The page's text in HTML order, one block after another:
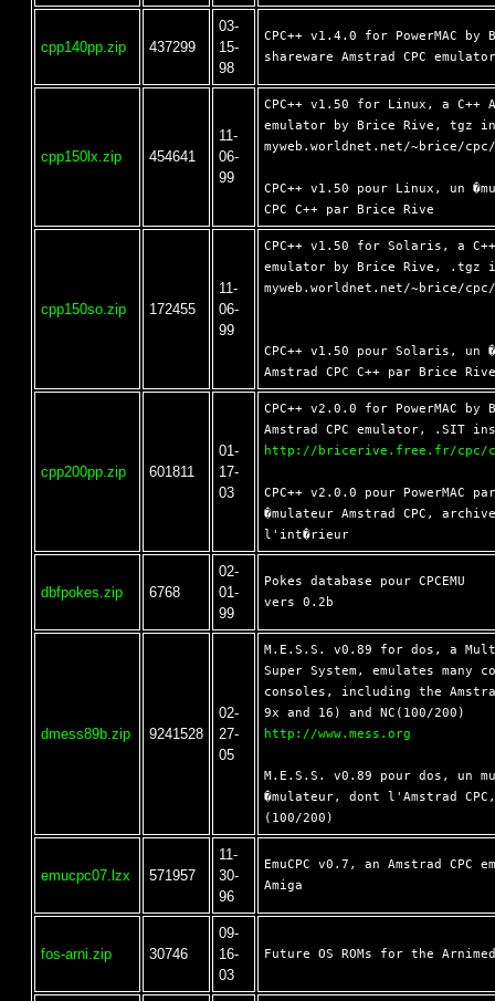
cpp140pp.zip 437299
03-
15-
98
CPC++ v1.4.0 for PowerMAC
cpp150lx.zip 454641
11-
06-
99
CPC++ v1.50 for Linux, a C++
emulator by Brice Rive, tgz
myweb.worldnet.net/~brice/
CPC++ v1.50 pour Linux, un
cpp150so.zip 172455
11-
06-
99
CPC++ v1.50 for Solaris, a C++
emulator by Brice Rive, .tgz
myweb.worldnet.net/~brice/
CPC++ v1.50 pour Solaris, un
cpp200pp.zip 601811
01-
17-
03
CPC++ v2.0.0 for PowerMAC
http://bricerive.free.fr/cpc/
CPC++ v2.0.0 pour PowerMAC
�mulateur Amstrad CPC,
dbfpokes.zip 6768
02-
01-
99
Pokes database pour CPCEMU
dmess89b.zip 9241528
02-
27-
05
M.E.S.S. v0.89 for dos, a
Super System, emulates many
consoles, including the
http://www.mess.org
M.E.S.S. v0.89 pour dos, un
�mulateur, dont l'Amstrad CPC,
emucpc07.lzx 571957
11-
30-
96
EmuCPC v0.7, an Amstrad CPC
fos-arni.zip 30746
09-
16-
03